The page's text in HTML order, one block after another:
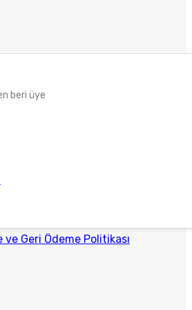
beri üye
ve Geri Ödeme Politikası